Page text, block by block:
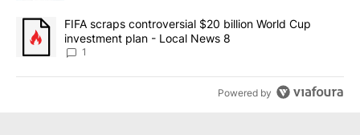
A trending article titled "FIFA scraps controversial $20 billion
FIFA scraps controversial $20 billion World Cup
investment plan - Local News 8
1
Powered by